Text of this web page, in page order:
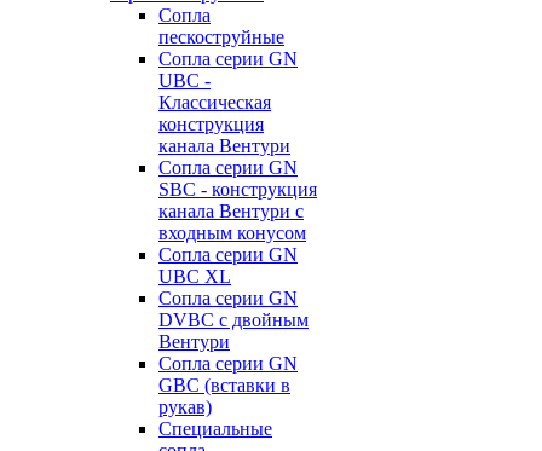
Сопла
пескоструйные
Сопла серии GN
UBC -
Классическая
конструкция
канала Вентури
Сопла серии GN
SBC - конструкция
канала Вентури c
входным конусом
Сопла серии GN
UBC XL
Сопла серии GN
DVBC с двойным
Вентури
Сопла серии GN
GBC (вставки в
рукав)
Специальные